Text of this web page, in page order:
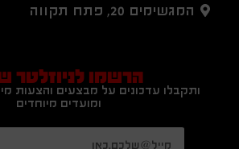
המגשימים 20, פתח תקווה
הרשמו לניוזלטר
ותקבלו עדכונים על מבצעים והצעות
ומועדים מיוחדים